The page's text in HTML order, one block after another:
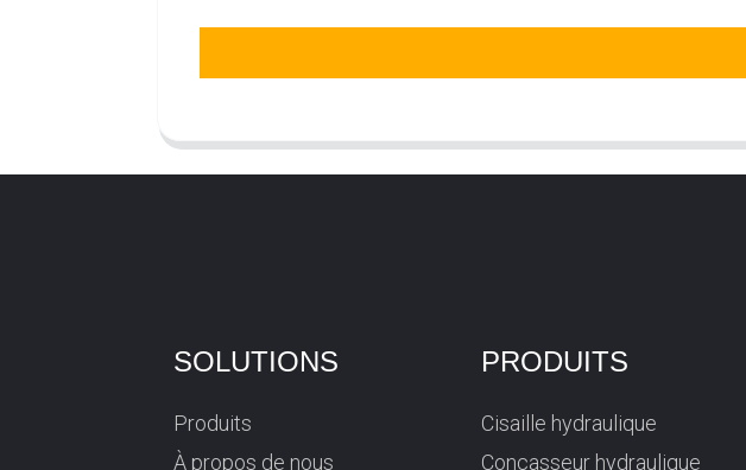
SOLUTIONS
Produits
À propos de nous
PRODUITS
Cisaille hydraulique
Concasseur hydraulique